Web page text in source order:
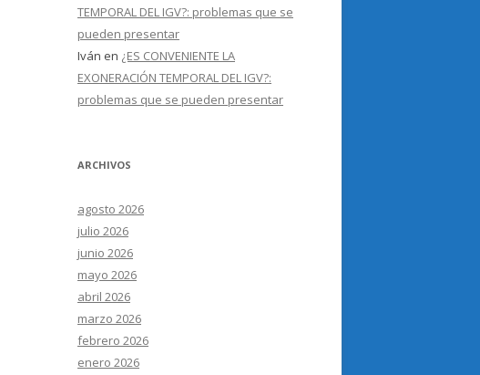
TEMPORAL DEL IGV?: problemas que se
pueden presentar
Iván en ¿ES CONVENIENTE LA
EXONERACIÓN TEMPORAL DEL IGV?:
problemas que se pueden presentar
ARCHIVOS
agosto 2026
julio 2026
junio 2026
mayo 2026
abril 2026
marzo 2026
febrero 2026
enero 2026